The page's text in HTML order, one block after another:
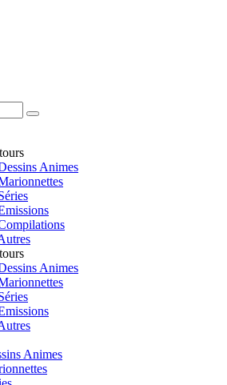
Animes
Animes
Animes